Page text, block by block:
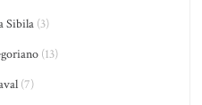
Sibila(3)
(13)
(7)